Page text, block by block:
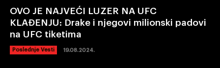
OVO JE NAJVEĆI LUZER NA UFC
KLAĐENJU: Drake i njegovi milionski padovi
na UFC tiketima
Poslednje Vesti 19.08.2024.